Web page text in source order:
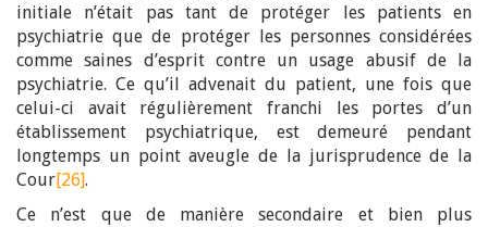
initiale n’était pas tant de protéger les patients en
psychiatrie que de protéger les personnes considérées
comme saines d’esprit contre un usage abusif de la
psychiatrie. Ce qu’il advenait du patient, une fois que
celui-ci avait régulièrement franchi les portes d’un
établissement psychiatrique, est demeuré pendant
longtemps un point aveugle de la jurisprudence de la
Cour[26].
Ce n’est que de manière secondaire et bien plus